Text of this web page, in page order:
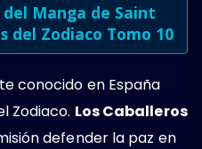
Manga de Saint
del Zodiaco Tomo 10
conocido en España
Zodiaco. Los Caballeros
defender la paz en